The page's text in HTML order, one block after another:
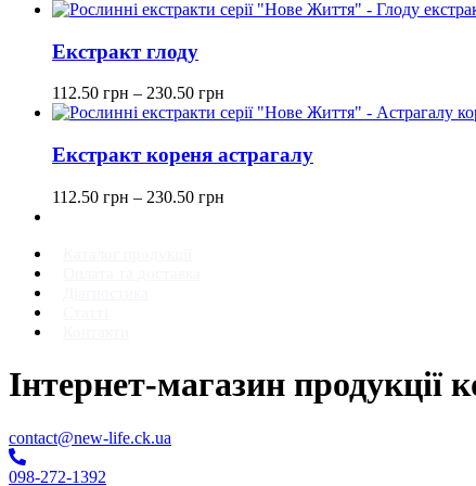
Екстракт глоду
112.50 грн – 230.50 грн
Екстракт кореня астрагалу
112.50 грн – 230.50 грн
Інтернет-магазин
contact@new-life.ck.ua
098-272-1392